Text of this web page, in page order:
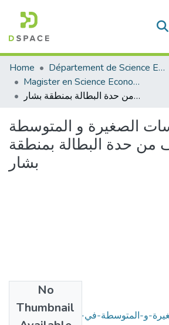
Communities & Collections
All of DSpace
Statistics
Home
Département de Science Economique
Magister en Science Economique
دور المؤسسات الصغيرة و المتوسطة في التخفيف من حدة البطالة بمنطقة بشار
الصغيرة و المتوسطة
من حدة البطالة بمنطقة
بشار
No
Thumbnail
و-المتوسطة-في-التخفيف-من-حدة-